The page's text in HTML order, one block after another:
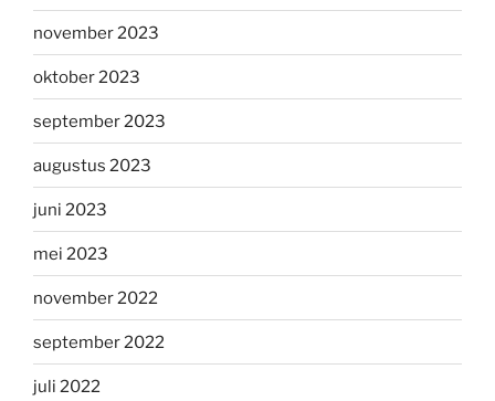
november 2023
oktober 2023
september 2023
augustus 2023
juni 2023
mei 2023
november 2022
september 2022
juli 2022